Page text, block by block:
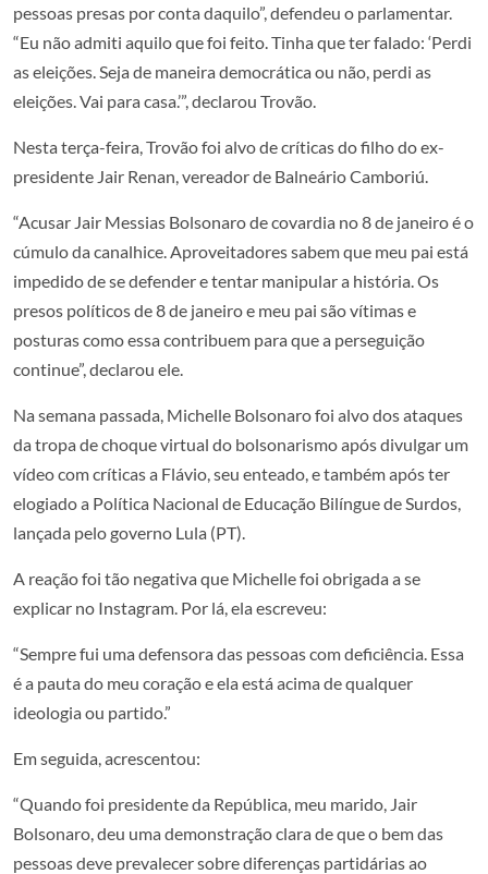
pessoas presas por conta daquilo”, defendeu o parlamentar.
“Eu não admiti aquilo que foi feito. Tinha que ter falado: ‘Perdi
as eleições. Seja de maneira democrática ou não, perdi as
eleições. Vai para casa.’”, declarou Trovão.
Nesta terça-feira, Trovão foi alvo de críticas do filho do ex-
presidente Jair Renan, vereador de Balneário Camboriú.
“Acusar Jair Messias Bolsonaro de covardia no 8 de janeiro é o
cúmulo da canalhice. Aproveitadores sabem que meu pai está
impedido de se defender e tentar manipular a história. Os
presos políticos de 8 de janeiro e meu pai são vítimas e
posturas como essa contribuem para que a perseguição
continue”, declarou ele.
Na semana passada, Michelle Bolsonaro foi alvo dos ataques
da tropa de choque virtual do bolsonarismo após divulgar um
vídeo com críticas a Flávio, seu enteado, e também após ter
elogiado a Política Nacional de Educação Bilíngue de Surdos,
lançada pelo governo Lula (PT).
A reação foi tão negativa que Michelle foi obrigada a se
explicar no Instagram. Por lá, ela escreveu:
“Sempre fui uma defensora das pessoas com deficiência. Essa
é a pauta do meu coração e ela está acima de qualquer
ideologia ou partido.”
Em seguida, acrescentou:
“Quando foi presidente da República, meu marido, Jair
Bolsonaro, deu uma demonstração clara de que o bem das
pessoas deve prevalecer sobre diferenças partidárias ao